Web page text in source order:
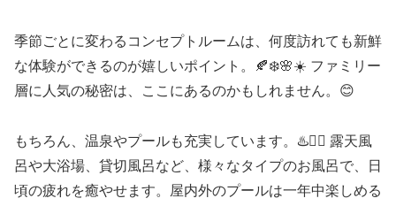
季節ごとに変わるコンセプトルームは、何度訪れても新鮮
な体験ができるのが嬉しいポイント。🍂❄️🌸☀️ ファミリー
層に人気の秘密は、ここにあるのかもしれません。😊
もちろん、温泉やプールも充実しています。♨️🏊‍♀️ 露天風
呂や大浴場、貸切風呂など、様々なタイプのお風呂で、日
頃の疲れを癒やせます。屋内外のプールは一年中楽しめる